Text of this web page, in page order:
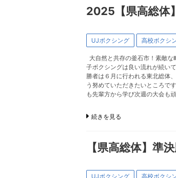
2025【県高総体
UJボクシング 高校ボクシ
大自然と共存の釜石市！素敵
子ボクシングは良い流れが続い
勝者は６月に行われる東北総体
う努めていただきたいところ
も先輩方から学び次週の大会
続きを見る
【県高総体】準
UJボクシング 高校ボクシ